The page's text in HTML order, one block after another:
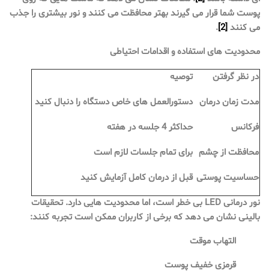
پوست شما قرار می گیرند بهتر محافظت می کنند و نور بیشتری را جذب
می کنند[2]
.
محدودیت های استفاده و اقدامات احتیاطی
در نظر گرفتن
توصیه
مدت زمان درمان دستورالعمل های خاص دستگاه را دنبال کنید
فرکانس
حداکثر 4 جلسه در هفته
محافظت از چشم برای تمام جلسات لازم است
حساسیت پوستی قبل از درمان کامل آزمایش کنید
نور درمانی LED بی خطر است، اما محدودیت هایی دارد. تحقیقات
بالینی نشان می دهد که برخی از کاربران ممکن است تجربه کنند:
التهاب موقت
قرمزی خفیف پوست